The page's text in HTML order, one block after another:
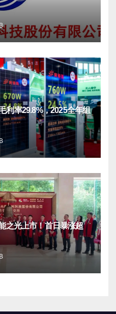
利率29.8%，2025全年组
之光上市！首日暴涨超